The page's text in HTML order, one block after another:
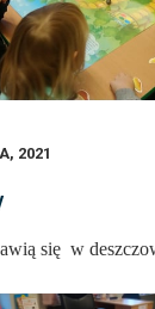
2021
się w